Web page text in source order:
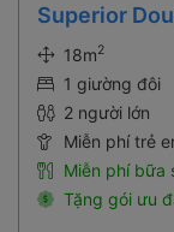
Superior
18m2
1 giường đôi
2 người lớn
Miễn phí trẻ
Miễn phí bữa
Tặng gói ưu